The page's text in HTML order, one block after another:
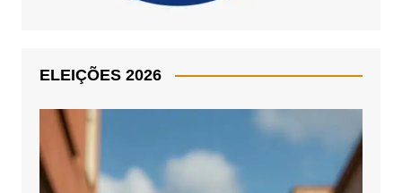
ELEIÇÕES 2026